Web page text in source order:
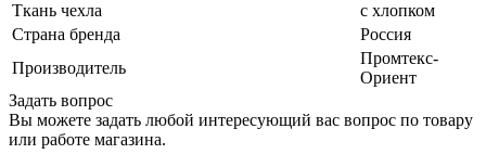
Ткань чехла
с хлопком
Страна бренда
Россия
Производитель
Промтекс-
Ориент
Задать вопрос
Вы можете задать любой интересующий вас вопрос по товару
или работе магазина.